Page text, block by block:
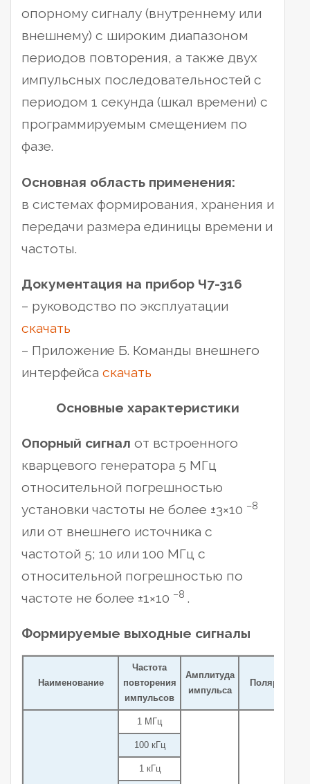
опорному сигналу (внутреннему или
внешнему) с широким диапазоном
периодов повторения, а также двух
импульсных последовательностей с
периодом 1 секунда (шкал времени) с
программируемым смещением по
фазе.
Основная область применения:
в системах формирования, хранения и
передачи размера единицы времени и
частоты.
Документация на прибор Ч7-316
– руководство по эксплуатации
скачать
– Приложение Б. Команды внешнего
интерфейса скачать
Основные характеристики
Опорный сигнал от встроенного
кварцевого генератора 5 МГц
относительной погрешностью
установки частоты не более ±3×10 –8
или от внешнего источника с
частотой 5; 10 или 100 МГц с
относительной погрешностью по
частоте не более ±1×10 –8 .
Формируемые выходные сигналы
Наименование
Частота
повторения
импульсов
Амплитуда
импульса
Полярность
1 МГц
100 кГц
1 кГц